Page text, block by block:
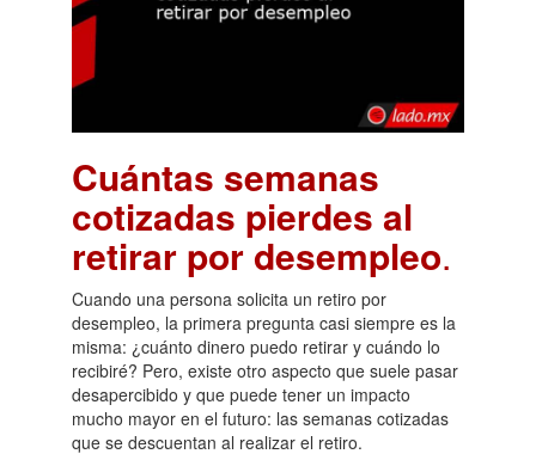
Cuántas semanas
cotizadas pierdes al
retirar por desempleo.
Cuando una persona solicita un retiro por
desempleo, la primera pregunta casi siempre es la
misma: ¿cuánto dinero puedo retirar y cuándo lo
recibiré? Pero, existe otro aspecto que suele pasar
desapercibido y que puede tener un impacto
mucho mayor en el futuro: las semanas cotizadas
que se descuentan al realizar el retiro.